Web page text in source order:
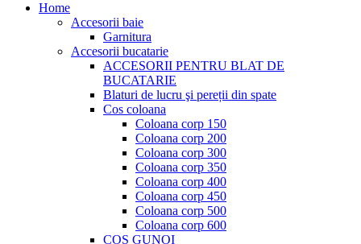
Home
Accesorii baie
Garnitura
Accesorii bucatarie
ACCESORII PENTRU BLAT DE
BUCATARIE
Blaturi de lucru şi pereții din spate
Cos coloana
Coloana corp 150
Coloana corp 200
Coloana corp 300
Coloana corp 350
Coloana corp 400
Coloana corp 450
Coloana corp 500
Coloana corp 600
COS GUNOI